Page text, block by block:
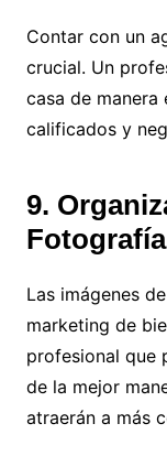
Contar con un
crucial. Un
casa de
calificados y
9.
Las imágenes
marketing de
profesional que
de la mejor
atraerán a más